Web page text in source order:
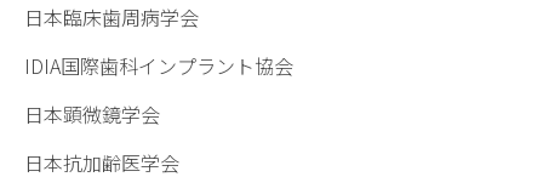
日本臨床歯周病学会
IDIA国際歯科インプラント協会
日本顕微鏡学会
日本抗加齢医学会